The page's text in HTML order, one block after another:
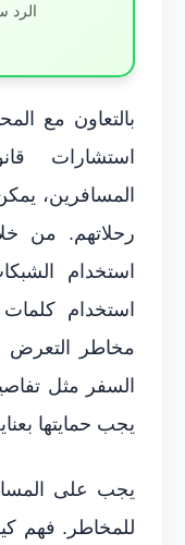
الرد
بالتعاون مع
استشارات
المسافرين، يمكن
رحلاتهم. من
استخدام
استخدام
مخاطر التعرض
السفر مثل
يجب حمايتها
يجب على
للمخاطر. فهم